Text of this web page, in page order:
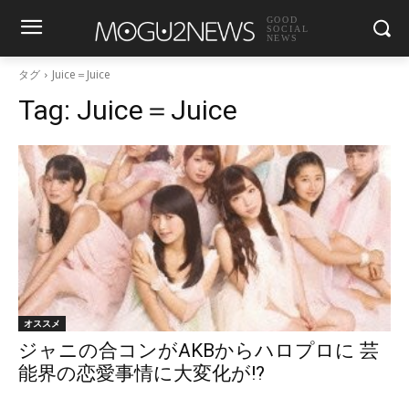
GOOD
SOCIAL
NEWS
タグ Juice＝Juice
Tag: Juice＝Juice
オススメ
ジャニの合コンがAKBからハロプロに 芸
能界の恋愛事情に大変化が!?